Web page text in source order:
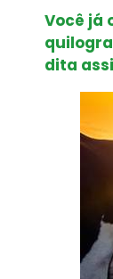
Você já
dita